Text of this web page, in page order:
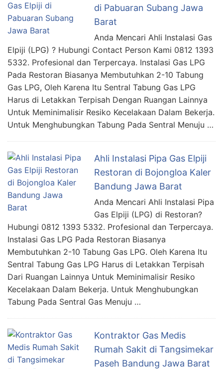
di Pabuaran Subang Jawa
Barat
Anda Mencari Ahli Instalasi Gas
Elpiji (LPG) ? Hubungi Contact Person Kami 0812 1393
5332. Profesional dan Terpercaya. Instalasi Gas LPG
Pada Restoran Biasanya Membutuhkan 2-10 Tabung
Gas LPG, Oleh Karena Itu Sentral Tabung Gas LPG
Harus di Letakkan Terpisah Dengan Ruangan Lainnya
Untuk Meminimalisir Resiko Kecelakaan Dalam Bekerja.
Untuk Menghubungkan Tabung Pada Sentral Menuju …
Ahli Instalasi Pipa Gas Elpiji
Restoran di Bojongloa Kaler
Bandung Jawa Barat
Anda Mencari Ahli Instalasi Pipa
Gas Elpiji (LPG) di Restoran?
Hubungi 0812 1393 5332. Profesional dan Terpercaya.
Instalasi Gas LPG Pada Restoran Biasanya
Membutuhkan 2-10 Tabung Gas LPG. Oleh Karena Itu
Sentral Tabung Gas LPG Harus di Letakkan Terpisah
Dari Ruangan Lainnya Untuk Meminimalisir Resiko
Kecelakaan Dalam Bekerja. Untuk Menghubungkan
Tabung Pada Sentral Gas Menuju …
Kontraktor Gas Medis
Rumah Sakit di Tangsimekar
Paseh Bandung Jawa Barat